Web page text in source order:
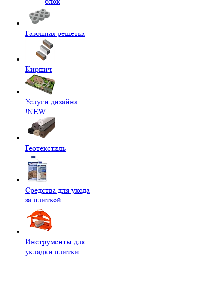
Газонная решетка
Кирпич
Услуги дизайна
!NEW
Геотекстиль
Средства для ухода
за плиткой
Инструменты для
укладки плитки